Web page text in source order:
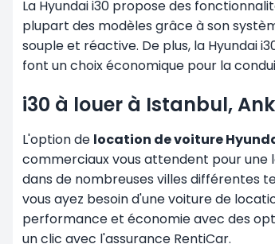
La Hyundai i30 propose des
plupart des modèles grâce à son
souple et réactive. De plus, la Hyundai
font un choix économique pour la
i30 à louer à Istanbul,
L'option de location de voiture
commerciaux vous attendent pour une
dans de nombreuses villes différentes
vous ayez besoin d'une voiture de
performance et économie avec des
un clic avec l'assurance RentiCar.